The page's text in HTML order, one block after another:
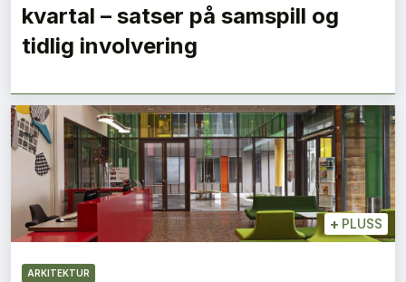
kvartal – satser på samspill og
tidlig involvering
+ PLUSS
ARKITEKTUR